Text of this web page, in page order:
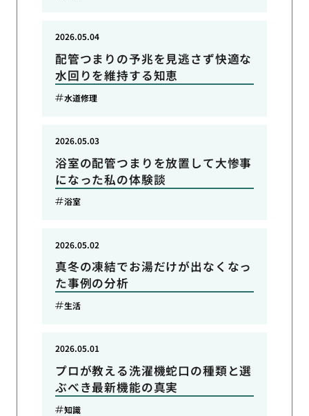
配管つまりの予兆を見逃さず快適な
水回りを維持する知恵
2026.05.04
水道修理
浴室の配管つまりを放置して大惨事
になった私の体験談
2026.05.03
浴室
真冬の凍結でお湯だけが出なくなっ
た事例の分析
2026.05.02
生活
プロが教える洗濯機蛇口の種類と選
ぶべき最新機能の真実
2026.05.01
知識